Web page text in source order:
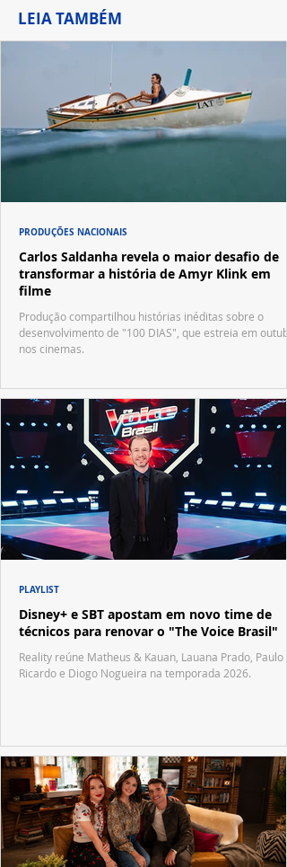
LEIA TAMBÉM
Carlos Saldanha revela o maior desafio de
transformar a história de Amyr Klink em
filme
Produção compartilhou histórias inéditas sobre o
desenvolvimento de "100 DIAS", que estreia em
nos cinemas.
PRODUÇÕES NACIONAIS
Disney+ e SBT apostam em novo time de
técnicos para renovar o "The Voice Brasil"
Reality reúne Matheus & Kauan, Lauana Prado, Paulo
Ricardo e Diogo Nogueira na temporada 2026.
PLAYLIST